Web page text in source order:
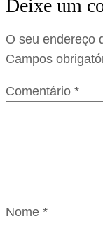
Deixe um
O seu endereço
Campos
Comentário *
Nome *